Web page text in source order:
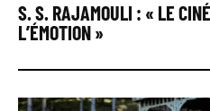
S. S. RAJAMOULI : « LE
L’ÉMOTION »